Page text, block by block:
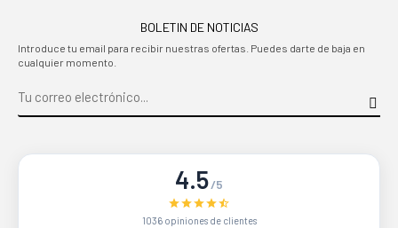
BOLETIN DE NOTICIAS
Introduce tu email para recibir nuestras ofertas. Puedes darte de baja en
cualquier momento.
4.5/5
1036 opiniones de clientes